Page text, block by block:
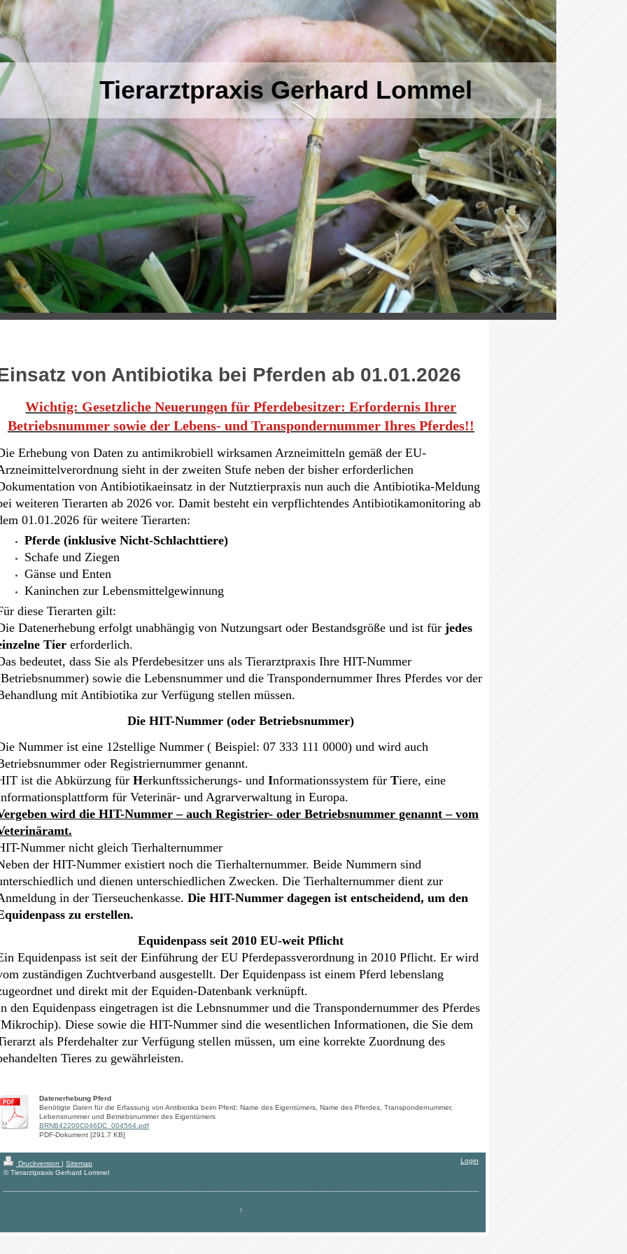
Tierarztpraxis Gerhard Lommel
von Antibiotika bei Pferden ab 01.01.2026
Wichtig: Gesetzliche Neuerungen für Pferdebesitzer: Erfordernis Ihrer
Betriebsnummer sowie der Lebens- und Transpondernummer Ihres Pferdes!!
ie Erhebung von Daten zu antimikrobiell wirksamen Arzneimitteln gemäß der EU-
sieht in der zweiten Stufe neben der bisher erforderlichen
von Antibiotikaeinsatz in der Nutztierpraxis nun auch die Antibiotika-Meldung
weiteren Tierarten ab 2026 vor. Damit besteht ein verpflichtendes Antibiotikamonitoring ab
01.01.2026 für weitere Tierarten:
Pferde (inklusive Nicht-Schlachttiere)
Schafe und Ziegen
Gänse und Enten
Kaninchen zur Lebensmittelgewinnung
diese Tierarten gilt:
Datenerhebung erfolgt unabhängig von Nutzungsart oder Bestandsgröße und ist für jedes
Tiererforderlich.
bedeutet, dass Sie als Pferdebesitzer uns als Tierarztpraxis Ihre HIT-Nummer
sowie die Lebensnummer und die Transpondernummer Ihres Pferdes vor der
mit Antibiotika zur Verfügung stellen müssen.
Die HIT-Nummer (oder Betriebsnummer)
Nummer ist eine 12stellige Nummer ( Beispiel: 07 333 111 0000) und wird auch
oder Registriernummer genannt.
ist die Abkürzung für Herkunftssicherungs- und Informationssystem für Tiere, eine
für Veterinär- und Agrarverwaltung in Europa.
wird die HIT-Nummer – auch Registrier- oder Betriebsnummer genannt – vom
Nummer nicht gleich Tierhalternummer
der HIT-Nummer existiert noch die Tierhalternummer. Beide Nummern sind
und dienen unterschiedlichen Zwecken. Die Tierhalternummer dient zur
in der Tierseuchenkasse. Die HIT-Nummer dagegen ist entscheidend, um den
zu erstellen.
Equidenpass seit 2010 EU-weit Pflicht
Equidenpass ist seit der Einführung der EU Pferdepassverordnung in 2010 Pflicht. Er wird
zuständigen Zuchtverband ausgestellt. Der Equidenpass ist einem Pferd lebenslang
und direkt mit der Equiden-Datenbank verknüpft.
den Equidenpass eingetragen ist die Lebnsnummer und die Transpondernummer des Pferdes
Diese sowie die HIT-Nummer sind die wesentlichen Informationen, die Sie dem
als Pferdehalter zur Verfügung stellen müssen, um eine korrekte Zuordnung des
Tieres zu gewährleisten.
Datenerhebung Pferd
Benötigte Daten für die Erfassung von Antibiotika beim Pferd: Name des Eigentümers, Name des Pferdes, Transpondernummer,
Lebensnummer und Betriebsnummer des Eigentümers
BRNB42200C046DC_004564.pdf
PDF-Dokument [291.7 KB]
Druckversion | Sitemap
© Tierarztpraxis Gerhard Lommel
Login
↑